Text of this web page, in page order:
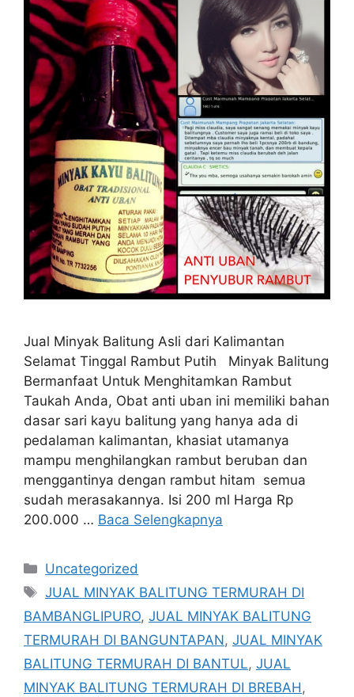
Jual Minyak Balitung Asli dari Kalimantan
Selamat Tinggal Rambut Putih Minyak Balitung
Bermanfaat Untuk Menghitamkan Rambut
Taukah Anda, Obat anti uban ini memiliki bahan
dasar sari kayu balitung yang hanya ada di
pedalaman kalimantan, khasiat utamanya
mampu menghilangkan rambut beruban dan
menggantinya dengan rambut hitam semua
sudah merasakannya. Isi 200 ml Harga Rp
200.000 … Baca Selengkapnya
Kategori
Uncategorized
Tag
JUAL MINYAK BALITUNG TERMURAH DI
BAMBANGLIPURO, JUAL MINYAK BALITUNG
TERMURAH DI BANGUNTAPAN, JUAL MINYAK
BALITUNG TERMURAH DI BANTUL, JUAL
MINYAK BALITUNG TERMURAH DI BREBAH ,